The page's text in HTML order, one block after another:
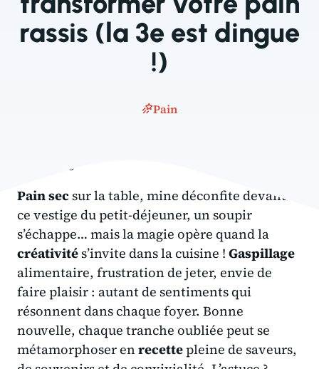
rassis (la 3e est dingue
!)
Pain
9 août 2025
Pain sec sur la table, mine déconfite devant
ce vestige du petit-déjeuner, un soupir
s’échappe… mais la magie opère quand la
créativité s’invite dans la cuisine ! Gaspillage
alimentaire, frustration de jeter, envie de
faire plaisir : autant de sentiments qui
résonnent dans chaque foyer. Bonne
nouvelle, chaque tranche oubliée peut se
métamorphoser enrecettepleine de saveurs,